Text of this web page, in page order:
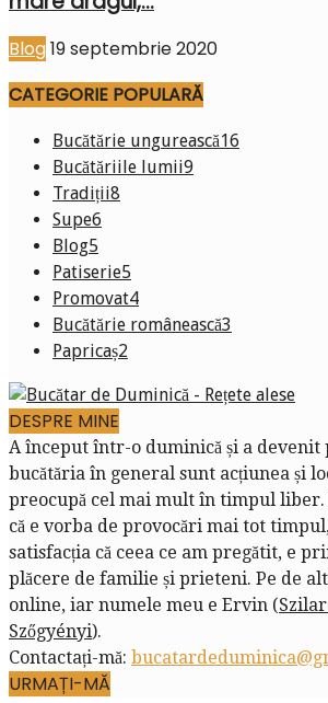
Blog19 septembrie 2020
CATEGORIE POPULARĂ
Bucătărie ungurească16
Bucătăriile lumii9
Tradiții8
Supe6
Blog5
Patiserie5
Promovat4
Bucătărie românească3
Papricaș2
DESPRE MINE
A început într-o duminică și a devenit
bucătăria în general sunt acțiunea și
preocupă cel mai mult în timpul liber.
că e vorba de provocări mai tot
satisfacția că ceea ce am pregătit, e
plăcere de familie și prieteni. Pe de
online, iar numele meu e Ervin (
Szőgyényi).
Contactați-mă:
URMAȚI-MĂ